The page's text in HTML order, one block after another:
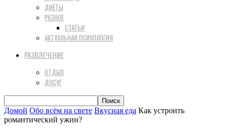
ДИЕТЫ
РАЗНОЕ
СТАТЬИ
АКТУАЛЬНАЯ ПСИХОЛОГИЯ
РАЗВЛЕЧЕНИЕ
ОТДЫХ
ДОСУГ
Домой Обо всём на свете Вкусная еда Как устроить
романтический ужин?